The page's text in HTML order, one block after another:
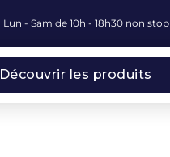
Lun - Sam de 10h - 18h30 non stop
Découvrir les produits